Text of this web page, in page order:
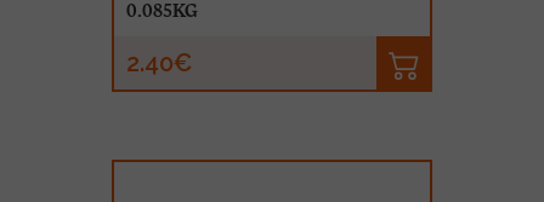
0.085KG
2.40€